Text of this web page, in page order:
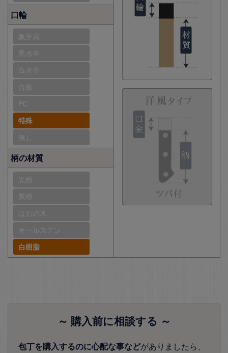
口輪
象牙風
黒水牛
白水牛
合板
PC
特殊
無し
柄の材質
黒檀
紫檀
ほおの木
オールステン
白樹脂
～ 購入前に相談する ～
包丁を購入するのに心配な事などがありましたら、